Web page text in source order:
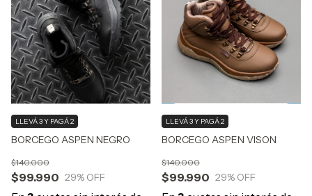
BORCEGO ASPEN NEGRO
$99.990
$140.000
29% OFF
LLEVÁ 3 Y PAGÁ 2
BORCEGO ASPEN VISON
$99.990
$140.000
29% OFF
LLEVÁ 3 Y PAGÁ 2